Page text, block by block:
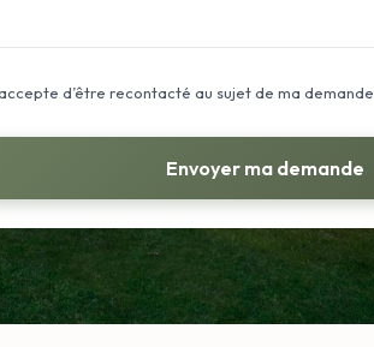
d’être recontacté au sujet de ma demande.
Envoyer ma demande